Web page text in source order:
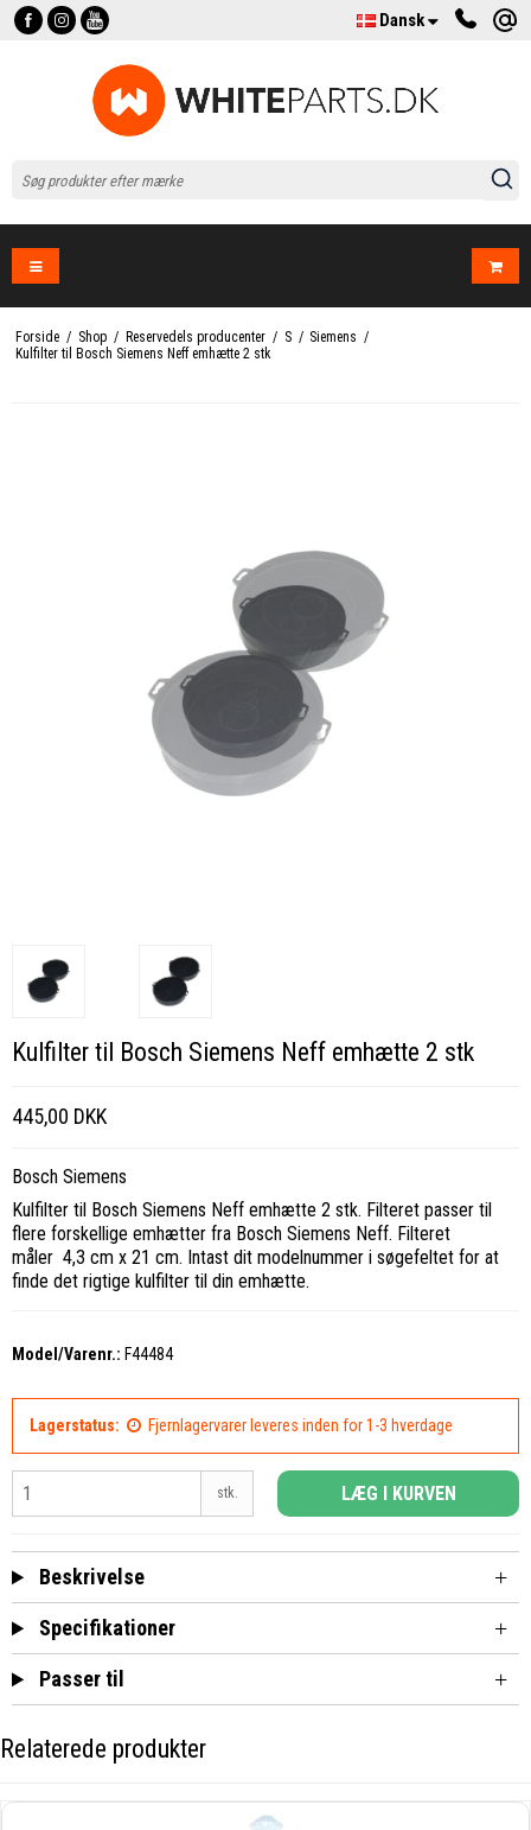
Dansk
Forside / Shop / Reservedels producenter / S / Siemens /
Kulfilter til Bosch Siemens Neff emhætte 2 stk
Kulfilter til Bosch Siemens Neff emhætte 2 stk
445,00 DKK
Bosch Siemens
Kulfilter til Bosch Siemens Neff emhætte 2 stk. Filteret passer til
flere forskellige emhætter fra Bosch Siemens Neff. Filteret
måler 4,3 cm x 21 cm. Intast dit modelnummer i søgefeltet for at
finde det rigtige kulfilter til din emhætte.
Model/Varenr.: F44484
Lagerstatus: Fjernlagervarer leveres inden for 1-3 hverdage
stk. LÆG I KURVEN
Beskrivelse
Specifikationer
Passer til
Relaterede produkter